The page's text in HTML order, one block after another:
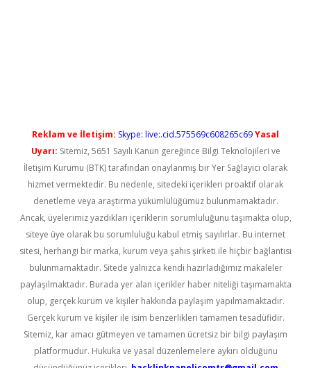
Reklam ve İletişim: Skype: live:.cid.575569c608265c69Yasal
Uyarı: Sitemiz, 5651 Sayılı Kanun gereğince Bilgi Teknolojileri ve
İletişim Kurumu (BTK) tarafından onaylanmış bir Yer Sağlayıcı olarak
hizmet vermektedir. Bu nedenle, sitedeki içerikleri proaktif olarak
denetleme veya araştırma yükümlülüğümüz bulunmamaktadır.
Ancak, üyelerimiz yazdıkları içeriklerin sorumluluğunu taşımakta olup,
siteye üye olarak bu sorumluluğu kabul etmiş sayılırlar. Bu internet
sitesi, herhangi bir marka, kurum veya şahıs şirketi ile hiçbir bağlantısı
bulunmamaktadır. Sitede yalnızca kendi hazırladığımız makaleler
paylaşılmaktadır. Burada yer alan içerikler haber niteliği taşımamakta
olup, gerçek kurum ve kişiler hakkında paylaşım yapılmamaktadır.
Gerçek kurum ve kişiler ile isim benzerlikleri tamamen tesadüfidir.
Sitemiz, kar amacı gütmeyen ve tamamen ücretsiz bir bilgi paylaşım
platformudur. Hukuka ve yasal düzenlemelere aykırı olduğunu